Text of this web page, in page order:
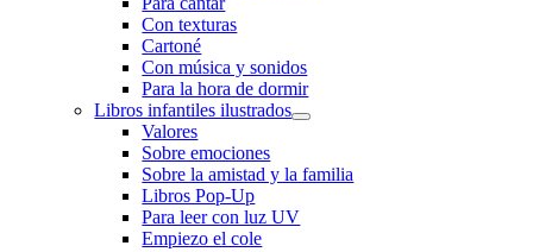
Con texturas
Cartoné
Con música y sonidos
Para la hora de dormir
Libros infantiles ilustrados
Valores
Sobre emociones
Sobre la amistad y la familia
Libros Pop-Up
Para leer con luz UV
Empiezo el cole